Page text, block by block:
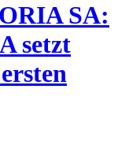
SA:
setzt